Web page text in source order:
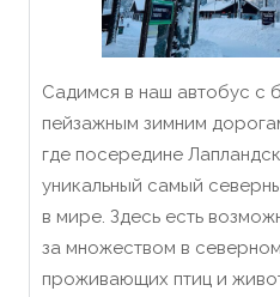
Садимся в наш автобус с
пейзажным зимним
где посередине
уникальный самый
в мире. Здесь есть
за множеством в
проживающих птиц и